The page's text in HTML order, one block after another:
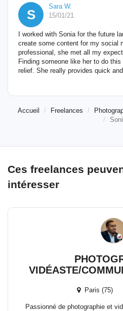
S
Sara W.
15/01/21
I worked with Sonia for the future
create some content for my social
professional, she met all my
Finding someone like her to do
relief. She really provides quick
Accueil Freelances
Ces freelances
intéresser
VIDÉASTE/
Paris (75)
Passionné de photographie et